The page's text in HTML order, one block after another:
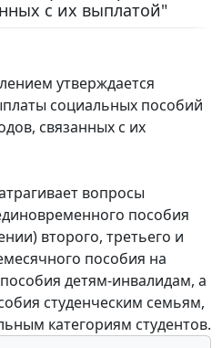
с их выплатой"
утверждается
социальных пособий
связанных с их
вопросы
пособия
второго, третьего и
пособия на
детям-инвалидам, а
студенческим семьям,
категориям студентов.